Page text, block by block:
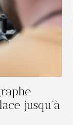
jusqu’à